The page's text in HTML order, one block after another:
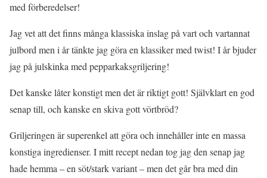
med förberedelser!
Jag vet att det finns många klassiska inslag på vart och vartannat
julbord men i år tänkte jag göra en klassiker med twist! I år bjuder
jag på julskinka med pepparkaksgriljering!
Det kanske låter konstigt men det är riktigt gott! Självklart en god
senap till, och kanske en skiva gott vörtbröd?
Griljeringen är superenkel att göra och innehåller inte en massa
konstiga ingredienser. I mitt recept nedan tog jag den senap jag
hade hemma – en söt/stark variant – men det går bra med din